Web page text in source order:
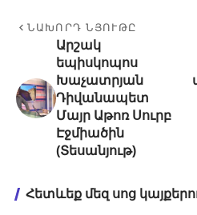
ՆԱԽՈՐԴ ՆՅՈՒԹԸ
Արշակ
եպիսկոպոս
Խաչատրյան
Դիվանապետ
Մայր Աթոռ Սուրբ
Էջմիածին
(Տեսանյութ)
Հետևեք մեզ սոց